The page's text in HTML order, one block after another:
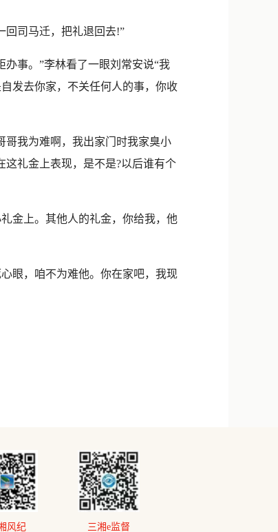
司马迁，把礼退回去!”
事。”李林看了一眼刘常安说“我
发去你家，不关任何人的事，你收
我为难啊，我出家门时我家臭小
礼金上表现，是不是?以后谁有个
金上。其他人的礼金，你给我，他
眼，咱不为难他。你在家吧，我现
风纪 三湘e监督